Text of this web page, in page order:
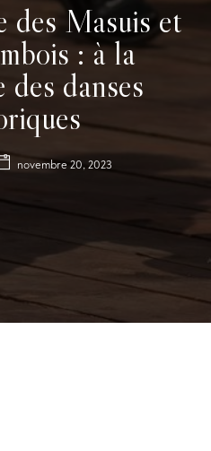
des Masuis et
: à la
des danses
novembre 20, 2023